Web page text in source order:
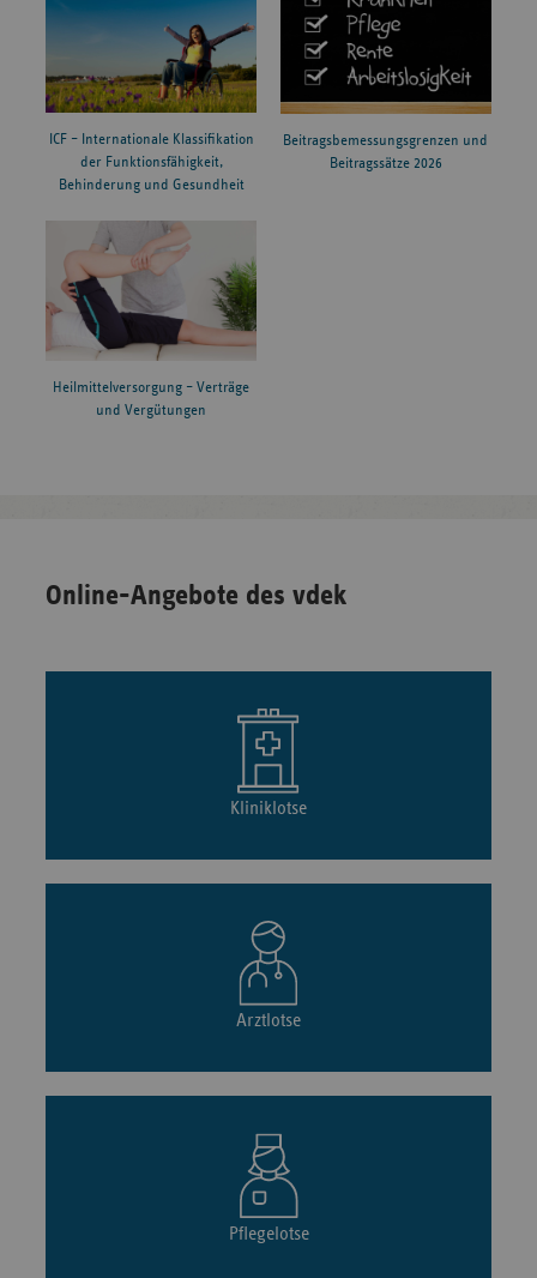
ICF – Internationale Klassifikation
der Funktionsfähigkeit,
Behinderung und Gesundheit
Beitragsbemessungsgrenzen und
Beitragssätze 2026
Heilmittelversorgung – Verträge
und Vergütungen
Online-Angebote des vdek
Kliniklotse
Arztlotse
Pflegelotse